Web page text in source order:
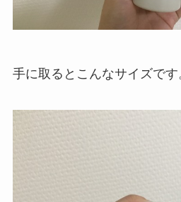
手に取るとこんなサイズです